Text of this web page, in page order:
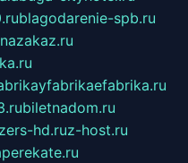
blagodarenie-spb.ru
biletnadom.ru
hd.ruz-host.ru